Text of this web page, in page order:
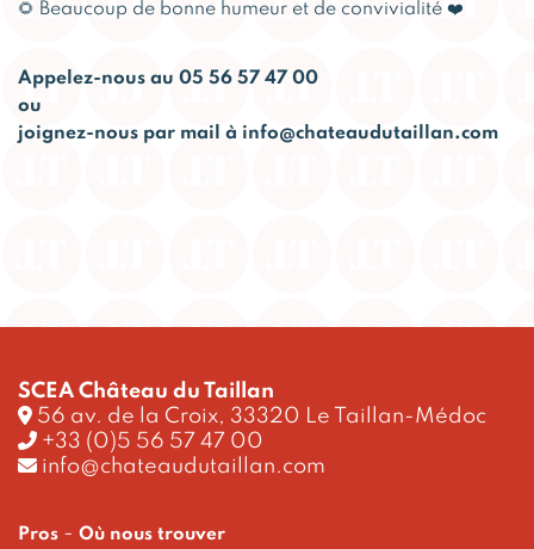
🌻 Beaucoup de bonne humeur et de convivialité ❤️
Appelez-nous au 05 56 57 47 00
ou
joignez-nous par mail à info@chateaudutaillan.com
SCEA Château du Taillan
56 av. de la Croix, 33320 Le Taillan-Médoc
+33 (0)5 56 57 47 00
info@chateaudutaillan.com
Pros - Où nous trouver